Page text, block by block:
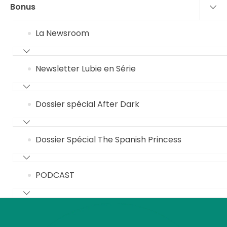
Bonus
La Newsroom
Newsletter Lubie en Série
Dossier spécial After Dark
Dossier Spécial The Spanish Princess
PODCAST